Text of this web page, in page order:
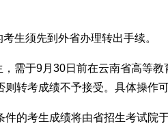
生须先到外省办理转出手续。
，需于9月30日前在云南省高等
则转考成绩不予接受。具体操作
件的考生成绩将由省招生考试院